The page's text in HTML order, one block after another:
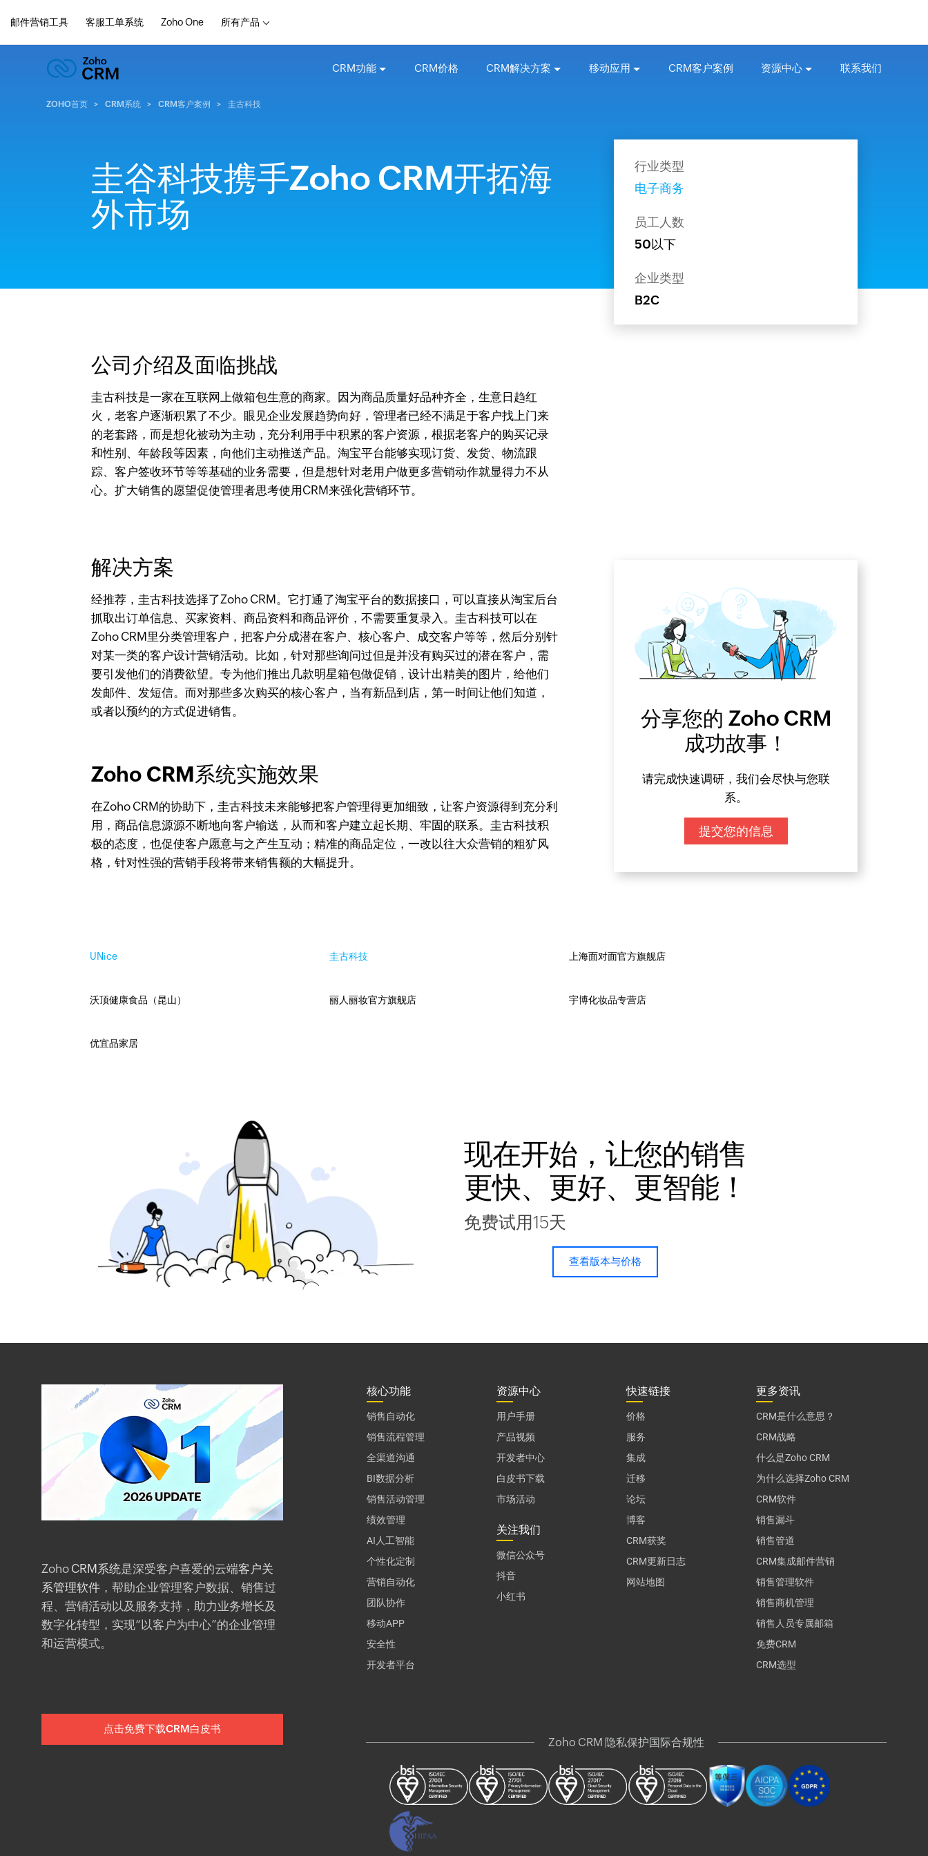
邮件营销工具 客服工单系统 Zoho One 所有产品
CRM功能 CRM价格 CRM解决方案 移动应用 CRM客户案例 资源中心 联系我们
ZOHO首页 CRM系统 CRM客户案例 圭古科技
圭谷科技携手Zoho CRM开拓海
外市场
公司介绍及面临挑战
圭古科技是一家在互联网上做箱包生意的商家。因为商品质量好品种齐全，生意日趋红
火，老客户逐渐积累了不少。眼见企业发展趋势向好，管理者已经不满足于客户找上门来
的老套路，而是想化被动为主动，充分利用手中积累的客户资源，根据老客户的购买记录
和性别、年龄段等因素，向他们主动推送产品。淘宝平台能够实现订货、发货、物流跟
踪、客户签收环节等等基础的业务需要，但是想针对老用户做更多营销动作就显得力不从
心。扩大销售的愿望促使管理者思考使用CRM来强化营销环节。​
行业类型
电子商务
员工人数
50以下
企业类型
B2C
解决方案
经推荐，圭古科技选择了Zoho CRM。它打通了淘宝平台的数据接口，可以直接从淘宝后台
抓取出订单信息、买家资料、商品资料和商品评价，不需要重复录入。圭古科技可以在
Zoho CRM里分类管理客户，把客户分成潜在客户、核心客户、成交客户等等，然后分别针
对某一类的客户设计营销活动。比如，针对那些询问过但是并没有购买过的潜在客户，需
要引发他们的消费欲望。专为他们推出几款明星箱包做促销，设计出精美的图片，给他们
发邮件、发短信。而对那些多次购买的核心客户，当有新品到店，第一时间让他们知道，
或者以预约的方式促进销售。​
Zoho CRM系统实施效果
在Zoho CRM的协助下，圭古科技未来能够把客户管理得更加细致，让客户资源得到充分利
用，商品信息源源不断地向客户输送，从而和客户建立起长期、牢固的联系。圭古科技积
极的态度，也促使客户愿意与之产生互动；精准的商品定位，一改以往大众营销的粗犷风
格，针对性强的营销手段将带来销售额的大幅提升。
分享您的 Zoho CRM
成功故事！
请完成快速调研，我们会尽快与您联
系。
提交您的信息
UNice 圭古科技 上海面对面官方旗舰店
沃顶健康食品（昆山） 丽人丽妆官方旗舰店 宇博化妆品专营店
优宜品家居
现在开始，让您的销售
更快、更好、更智能！
免费试用15天
查看版本与价格
Zoho CRM系统是深受客户喜爱的云端客户关
系管理软件 ，帮助企业管理客户数据、销售过
程、营销活动以及服务支持，助力业务增长及
数字化转型，实现“以客户为中心”的企业管理
和运营模式。
点击免费下载CRM白皮书
核心功能
销售自动化
销售流程管理
全渠道沟通
BI数据分析
销售活动管理
绩效管理
AI人工智能
个性化定制
营销自动化
团队协作
移动APP
安全性
开发者平台
资源中心
用户手册
产品视频
开发者中心
白皮书下载
市场活动
关注我们
微信公众号
抖音
小红书
快速链接
价格
服务
集成
迁移
论坛
博客
CRM获奖
CRM更新日志
网站地图
更多资讯
CRM是什么意思？
CRM战略
什么是Zoho CRM
为什么选择Zoho CRM
CRM软件
销售漏斗
销售管道
CRM集成邮件营销
销售管理软件
销售商机管理
销售人员专属邮箱
免费CRM
CRM选型
Zoho CRM 隐私保护国际合规性